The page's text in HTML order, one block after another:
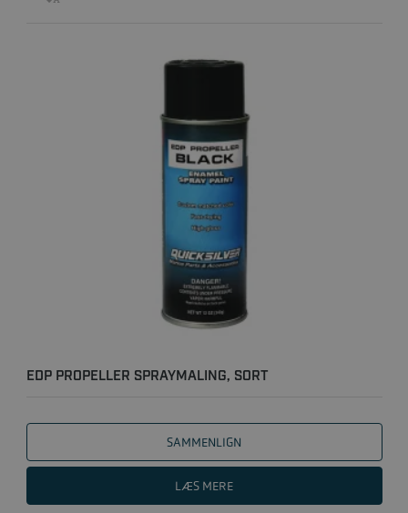
EDP PROPELLER SPRAYMALING, SORT
SAMMENLIGN
LÆS MERE